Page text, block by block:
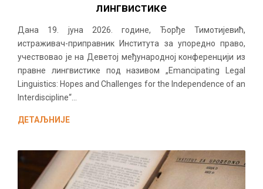
лингвистике
Дана 19. јуна 2026. године, Ђорђе Тимотијевић,
истраживач-приправник Института за упоредно право,
учествовао је на Деветој међународној конференцији из
правне лингвистике под називом „Emancipating Legal
Linguistics: Hopes and Challenges for the Independence of an
Interdiscipline“...
ДЕТАЉНИЈЕ